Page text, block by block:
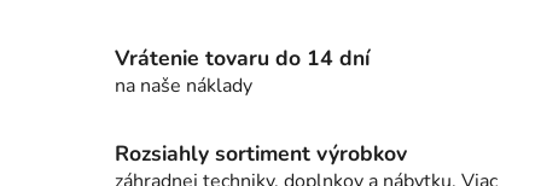
v
i
s
Vrátenie tovaru do 14 dní
na naše náklady
Rozsiahly sortiment výrobkov